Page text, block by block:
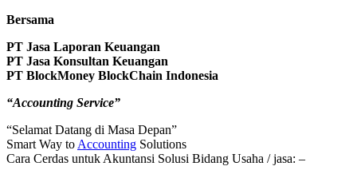
Bersama
PT Jasa Laporan Keuangan
PT Jasa Konsultan Keuangan
PT BlockMoney BlockChain Indonesia
“Accounting Service”
“Selamat Datang di Masa Depan”
Smart Way to Accounting Solutions
Cara Cerdas untuk Akuntansi Solusi Bidang Usaha / jasa: –